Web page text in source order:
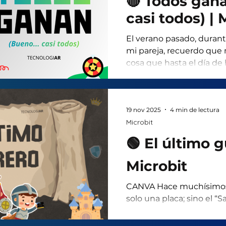
suerte, ya pude
toma
casi todos) |
El verano pasado,
mi pareja, recuerdo
cosa que hasta el día de
a lo financiero - no
utilizaba con sus
era más o menos así:
de los miembros
debía aportar un
🟢 El último
Microbit
CANVA Hace
solo una placa; sino el
vibraban 25 luces
Microbit
19 nov 2025 4 min de lectura